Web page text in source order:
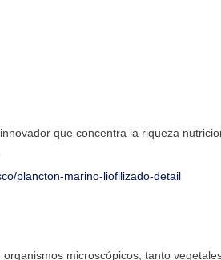
que concentra la riqueza
plancton-marino-liofilizado-detail
microscópicos, tanto